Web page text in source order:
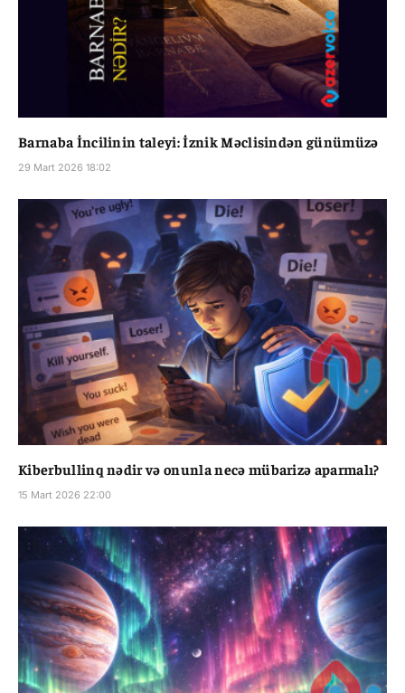
Barnaba İncilinin taleyi: İznik Məclisindən günümüzə
29 Mart 2026 18:02
Kiberbullinq nədir və onunla necə mübarizə aparmalı?
15 Mart 2026 22:00